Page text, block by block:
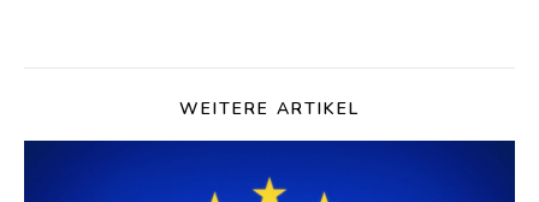
WEITERE ARTIKEL